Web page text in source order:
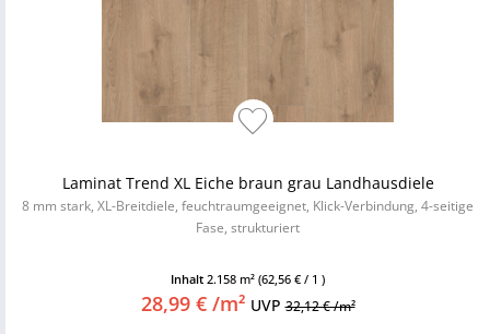
Laminat Trend XL Eiche braun grau Landhausdiele
8 mm stark, XL-Breitdiele, feuchtraumgeeignet, Klick-Verbindung, 4-seitige
Fase, strukturiert
Inhalt 2.158 m² (62,56 € / 1 )
28,99 € /m² UVP32,12 € /m²